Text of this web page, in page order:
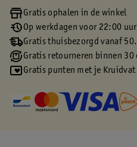
Gratis ophalen in de winkel
Op werkdagen voor 22:00
Gratis thuisbezorgd vanaf
Gratis retourneren binnen 30
Gratis punten met je